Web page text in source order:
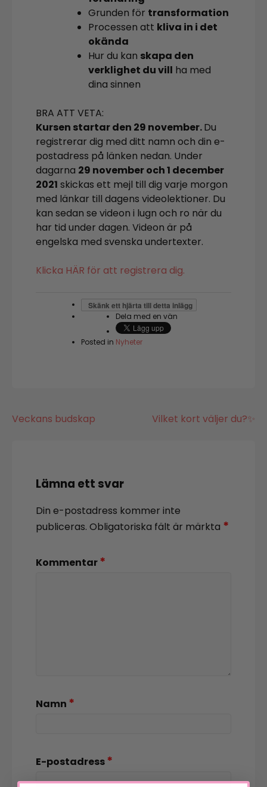
Grunden för transformation
Processen att kliva in i det
okända
Hur du kan skapa den
verklighet du vill ha med
dina sinnen
BRA ATT VETA:
Kursen startar den 29 november.Du
registrerar dig med ditt namn och din e-
postadress på länken nedan. Under
dagarna 29 november och 1 december
2021 skickas ett mejl till dig varje morgon
med länkar till dagens videolektioner. Du
kan sedan se videon i lugn och ro när du
har tid under dagen. Videon är på
engelska med svenska undertexter.
Klicka HÄR för att registrera dig.
Skänk ett hjärta till detta inlägg
Dela med en vän
Posted in Nyheter
Inläggsnavigering
Veckans budskap Vilket kort väljer du?✨
Lämna ett svar
Din e-postadress kommer inte
publiceras. Obligatoriska fält är märkta *
Kommentar*
Namn *
E-postadress*